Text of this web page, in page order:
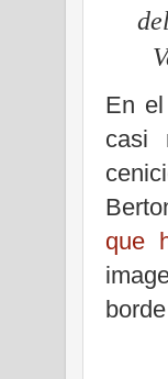
En
casi
que